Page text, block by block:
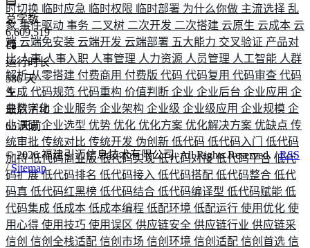
时切换 临时应急 临时权限 临时部署 为什么你做 主流选择 乱
象 事件驱动 事务 二叉树 二次开发 二次搭建 云原生 云成本 云
端 云端免安装 云端开发 云端部署 五大能力 交叉验证 产品对
比人事人事入职 人事管理 人力资源 人员管理 人工智能 人群
解析从零搭建 付费商用 付费版 代码 代码复用 代码审查 代码
生成 代码规范 代码重构 价值判断 企业 企业后台 企业应用 企
业数字化 企业服务 企业架构 企业级 企业级应用 企业规模 企
业调研企业选型 优势 优化 优化方案 优化解决方案 优缺点 传
统审批 传统对比 传统开发 伪创新 低代码 低代码入门 低代码
加持低代码商业版低代码实现低代码对接低代码平台 低代
码扩展低代码排名 低代码接入 低代码搭配 低代码整合 低代
码真 低代码红黑榜 低代码结合 低代码编译型 低代码赋能 低
代码集成 低成本 低成本编程 低配环境 低配运行 使用优化 使
用心得 使用技巧 使用误区 供应链安全 供应链行业 供应链采
信创 信创全栈适配 信创市场 信创环境 信创适配 信创首选 信
总字数
6,609,519
运行时长
586 天
最后活动
65 天前
©2026福建引迈信息技术有限公司. All Rights Reserved. /RSS
/Sitemap